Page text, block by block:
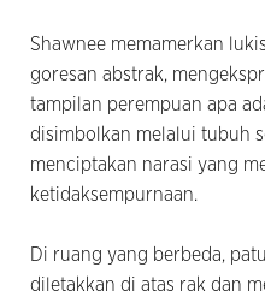
Shawnee memamerkan
goresan abstrak,
tampilan perempuan apa
disimbolkan melalui tubuh
menciptakan narasi yang
ketidaksempurnaan.
Di ruang yang berbeda,
diletakkan di atas rak dan